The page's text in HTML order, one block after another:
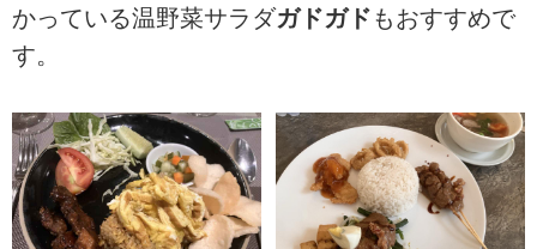
かっている温野菜サラダガドガドもおすすめで
す。